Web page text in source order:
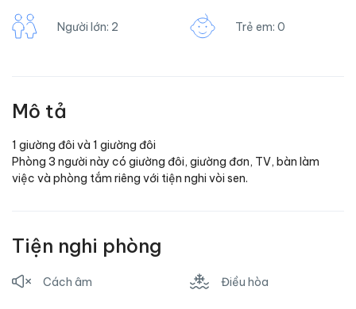
Người lớn: 2 Trẻ em: 0
Mô tả
1 giường đôi và 1 giường đôi
Phòng 3 người này có giường đôi, giường đơn, TV, bàn làm
việc và phòng tắm riêng với tiện nghi vòi sen.
Tiện nghi phòng
Cách âm Điều hòa